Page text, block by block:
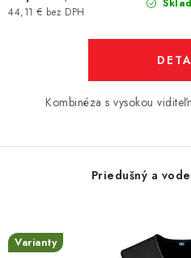
44,11 € bez DPH
Kombinéza s vysokou
Priedušný a
Varianty